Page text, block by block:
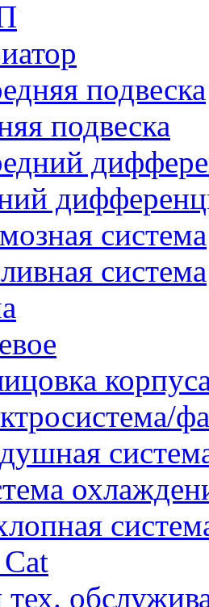
подвеска
подвеска
система
система